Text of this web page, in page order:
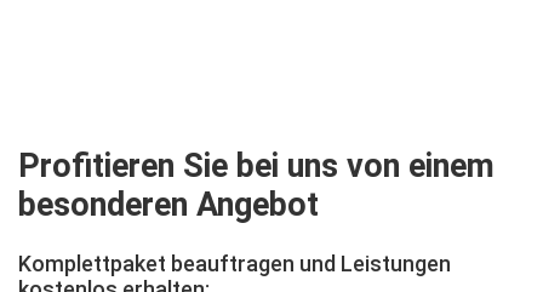
Profitieren Sie bei uns von einem
besonderen Angebot
Komplettpaket beauftragen und Leistungen